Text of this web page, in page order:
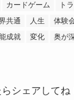
カードゲーム
ト
共通 人生 体験
成就 変化
奥が
シェアしてね